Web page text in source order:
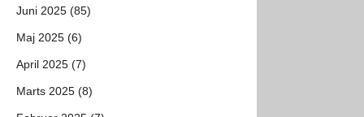
Juni 2025 (85)
Maj 2025 (6)
April 2025 (7)
Marts 2025 (8)